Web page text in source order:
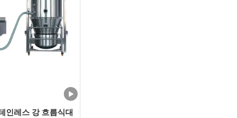
인레스 강 흐름식대